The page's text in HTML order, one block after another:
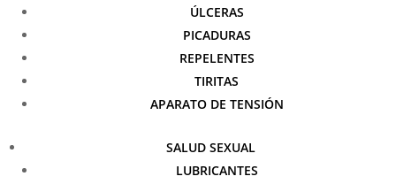
ÚLCERAS
PICADURAS
REPELENTES
TIRITAS
APARATO DE TENSIÓN
SALUD SEXUAL
LUBRICANTES